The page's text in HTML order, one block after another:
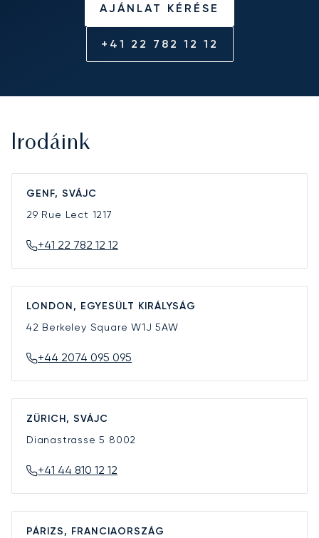
AJÁNLAT KÉRÉSE
+41 22 782 12 12
Irodáink
GENF, SVÁJC
29 Rue Lect 1217
+41 22 782 12 12
LONDON, EGYESÜLT KIRÁLYSÁG
42 Berkeley SquareW1J 5AW
+44 2074 095 095
ZÜRICH, SVÁJC
Dianastrasse 5 8002
+41 44 810 12 12
PÁRIZS, FRANCIAORSZÁG